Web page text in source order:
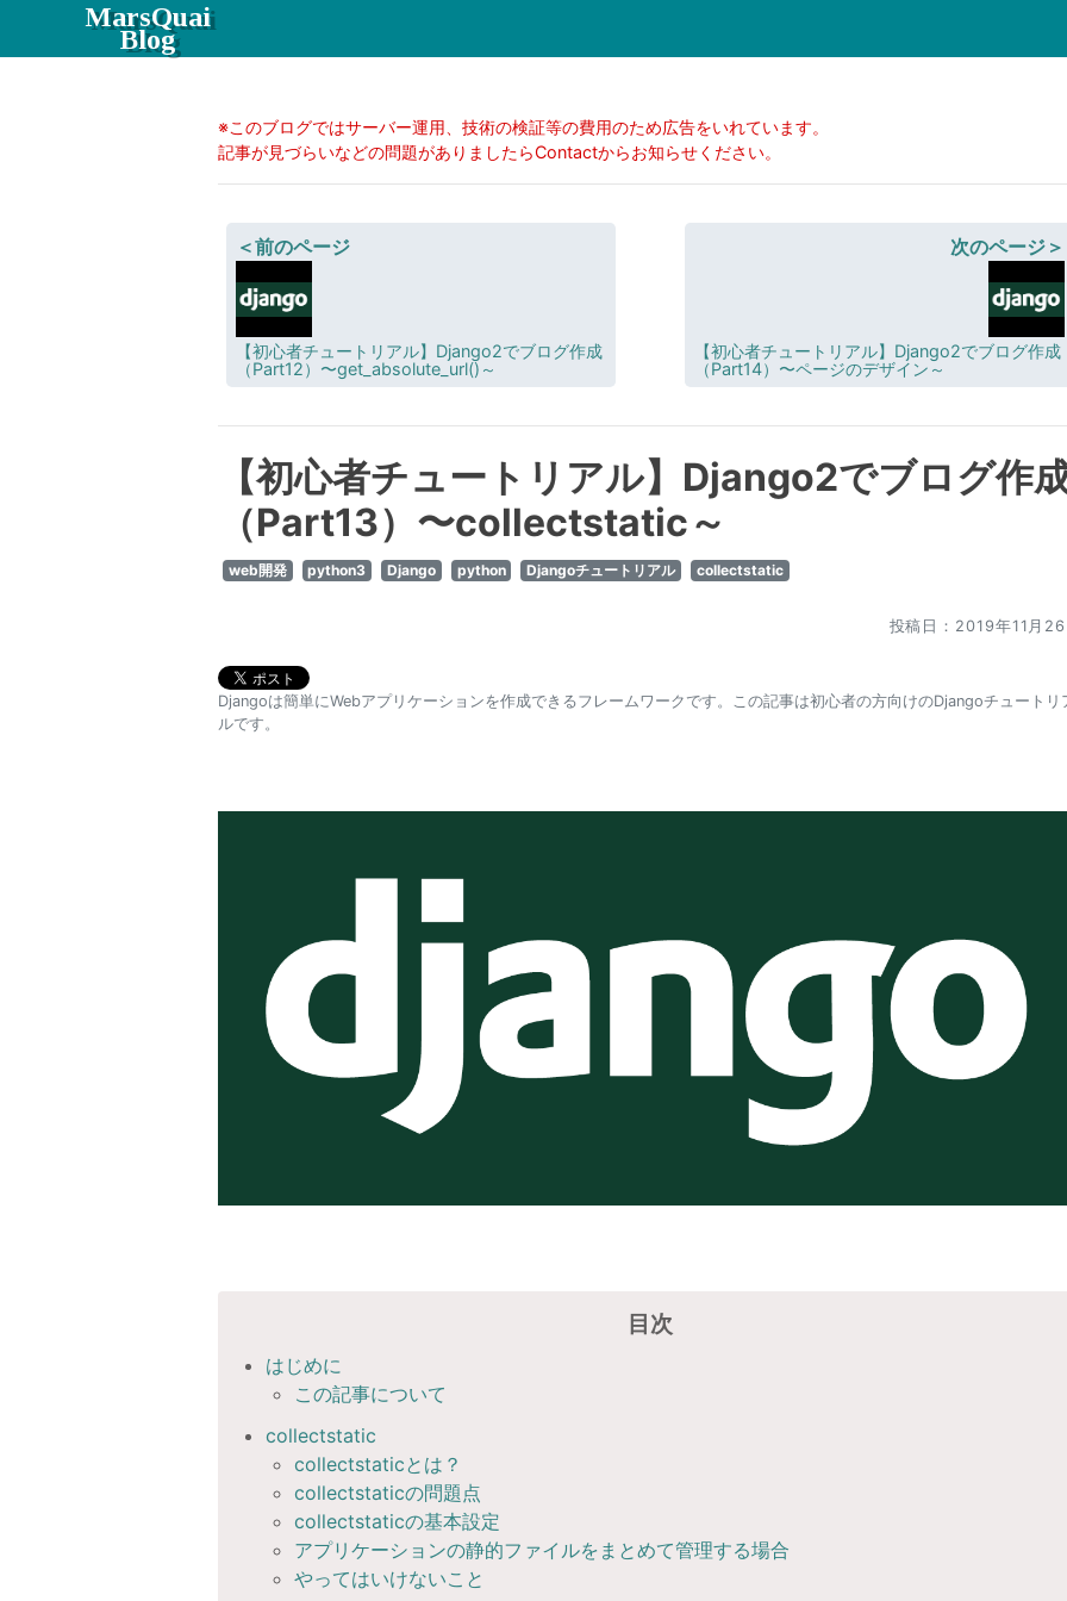
MarsQuai
Blog
※このブログではサーバー運用、技術の検証等の費用のため広告をいれています。
記事が見づらいなどの問題がありましたらContactからお知らせください。
＜前のページ
【初心者チュートリアル】Django2でブログ作成
（Part12）〜get_absolute_url()～
次のページ＞
【初心者チュートリアル】Django2でブログ作成
（Part14）〜ページのデザイン～
【初心者チュートリアル】Django2でブログ作
（Part13）〜collectstatic～
web開発 python3 Django python Djangoチュートリアル collectstatic
投稿日：2019年11月
Djangoは簡単にWebアプリケーションを作成できるフレームワークです。この記事は初心者の方向けのDjangoチュートリ
ルです。
目次
はじめに
この記事について
collectstatic
collectstaticとは？
collectstaticの問題点
collectstaticの基本設定
アプリケーションの静的ファイルをまとめて管理する場合
やってはいけないこと